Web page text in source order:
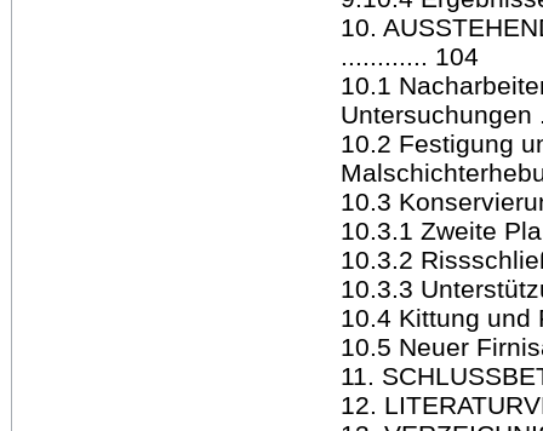
10.
............ 104
10.1
Untersuchungen
10.2 Festigung
10.3
10.3.1 Zweite
10.3.2
10.3.3
10.4 Kittung und
10.5 Neuer
11.
12.